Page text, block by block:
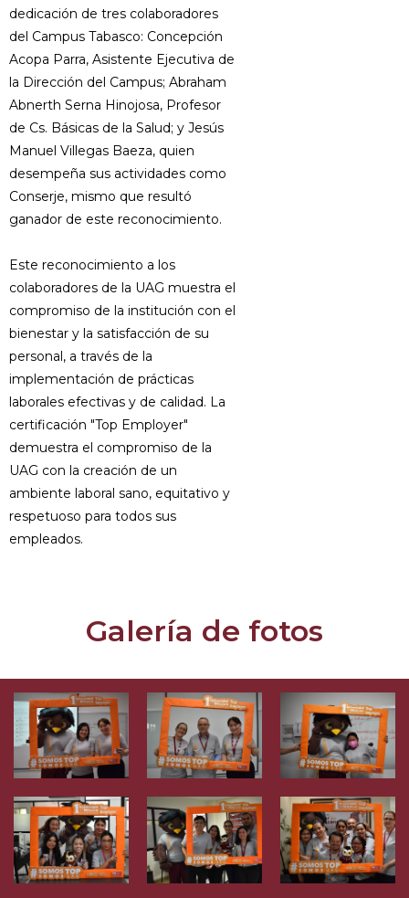
dedicación de tres colaboradores
del Campus Tabasco: Concepción
Acopa Parra, Asistente Ejecutiva de
la Dirección del Campus; Abraham
Abnerth Serna Hinojosa, Profesor
de Cs. Básicas de la Salud; y Jesús
Manuel Villegas Baeza, quien
desempeña sus actividades como
Conserje, mismo que resultó
ganador de este reconocimiento.
Este reconocimiento a los
colaboradores de la UAG muestra el
compromiso de la institución con el
bienestar y la satisfacción de su
personal, a través de la
implementación de prácticas
laborales efectivas y de calidad. La
certificación "Top Employer"
demuestra el compromiso de la
UAG con la creación de un
ambiente laboral sano, equitativo y
respetuoso para todos sus
empleados.
Galería de fotos